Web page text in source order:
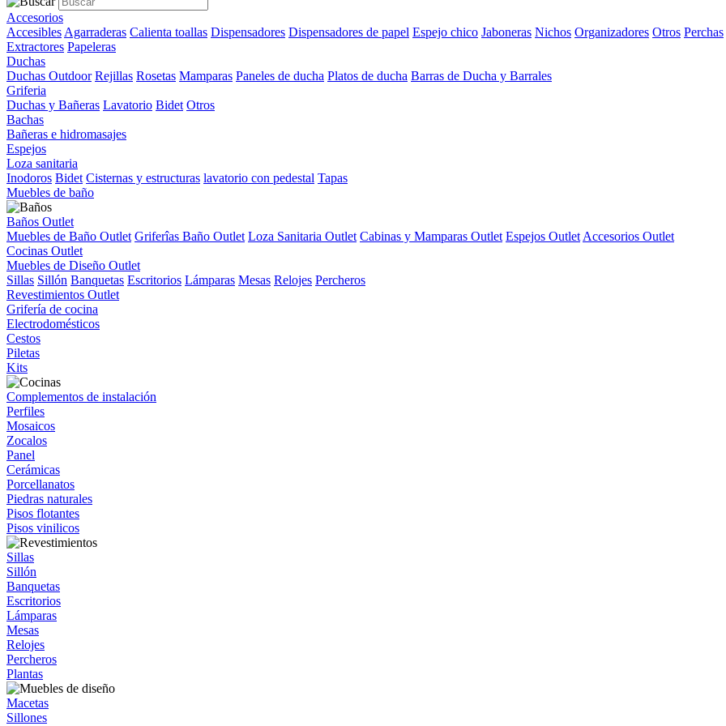
Accesorios
Accesibles Agarraderas Calienta toallas Dispensadores Dispensadores de papel Espejo chico Jaboneras Nichos Organizadores Otros Perchas
Extractores Papeleras
Duchas
Duchas Outdoor Rejillas Rosetas Mamparas Paneles de ducha Platos de ducha Barras de Ducha y Barrales
Griferia
Duchas y Bañeras Lavatorio Bidet Otros
Bachas
Bañeras e hidromasajes
Espejos
Loza sanitaria
Inodoros Bidet Cisternas y estructuras lavatorio con pedestal Tapas
Muebles de baño
Baños Outlet
Muebles de Baño Outlet Griferîas Baño Outlet Loza Sanitaria Outlet Cabinas y Mamparas Outlet Espejos Outlet Accesorios Outlet
Cocinas Outlet
Muebles de Diseño Outlet
Sillas Sillón Banquetas Escritorios Lámparas Mesas Relojes Percheros
Revestimientos Outlet
Grifería de cocina
Electrodomésticos
Cestos
Piletas
Kits
Complementos de instalación
Perfiles
Mosaicos
Zocalos
Panel
Cerámicas
Porcellanatos
Piedras naturales
Pisos flotantes
Pisos vinilicos
Sillas
Sillón
Banquetas
Escritorios
Lámparas
Mesas
Relojes
Percheros
Plantas
Macetas
Sillones